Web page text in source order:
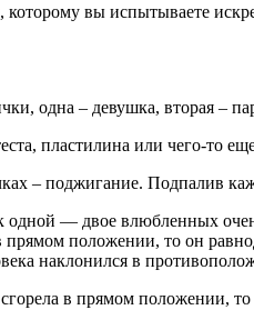
вы испытываете
одна – девушка, вторая –
пластилина или чего-то
– поджигание. Подпалив
— двое влюбленных
прямом положении, то он
наклонился в
в прямом положении,